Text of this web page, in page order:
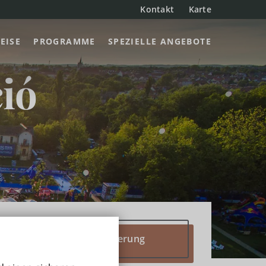
Kontakt Karte
PROGRAMME SPEZIELLE ANGEBOTE